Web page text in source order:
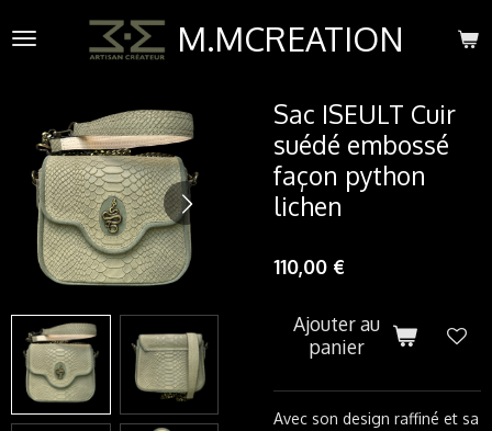
au
M.MCREATION
Sac ISEULT Cuir
suédé embossé
façon python
lichen
110,00 €
Ajouter au
panier
Avec son design raffiné et sa